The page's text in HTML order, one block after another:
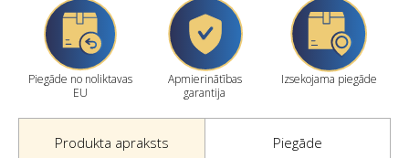
Piegāde no noliktavas
EU
Apmierinātības
garantija
Izsekojama piegāde
Produkta apraksts Piegāde